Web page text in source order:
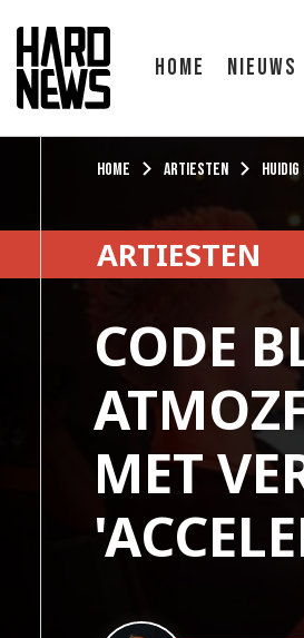
Home Nieuws
Home Artiesten
ARTIESTEN
CODE
MET